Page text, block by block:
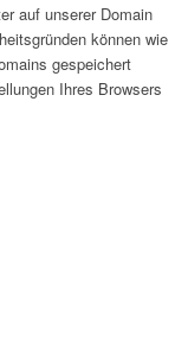
auf unserer Domain
können wie
gespeichert
Ihres Browsers